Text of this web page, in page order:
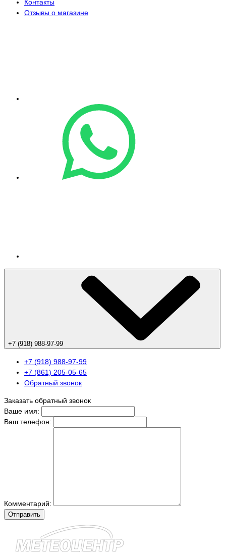
Контакты
Отзывы о магазине
+7 (918) 988-97-99
+7 (918) 988-97-99
+7 (861) 205-05-65
Обратный звонок
Заказать обратный звонок
Ваше имя:
Ваш телефон:
Комментарий:
Отправить